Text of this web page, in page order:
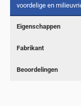
voordelige en
Eigenschappen
Fabrikant
Beoordelingen